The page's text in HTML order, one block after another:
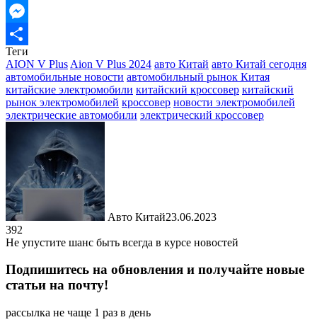
Email
Messenger
Отправить
Теги
AION V Plus Aion V Plus 2024 авто Китай авто Китай сегодня
автомобильные новости автомобильный рынок Китая
китайские электромобили китайский кроссовер китайский
рынок электромобилей кроссовер новости электромобилей
электрические автомобили электрический кроссовер
Авто Китай23.06.2023
392
Не упустите шанс быть всегда в курсе новостей
Подпишитесь на обновления и получайте новые
статьи на почту!
рассылка не чаще 1 раз в день